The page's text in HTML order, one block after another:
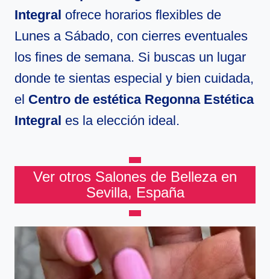
Integral ofrece horarios flexibles de
Lunes a Sábado, con cierres eventuales
los fines de semana. Si buscas un lugar
donde te sientas especial y bien cuidada,
el Centro de estética Regonna Estética
Integral es la elección ideal.
Ver otros Salones de Belleza en
Sevilla, España